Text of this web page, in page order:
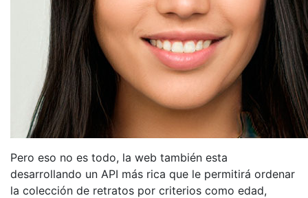
Pero eso no es todo, la web también esta
desarrollando un API más rica que le permitirá ordenar
la colección de retratos por criterios como edad,